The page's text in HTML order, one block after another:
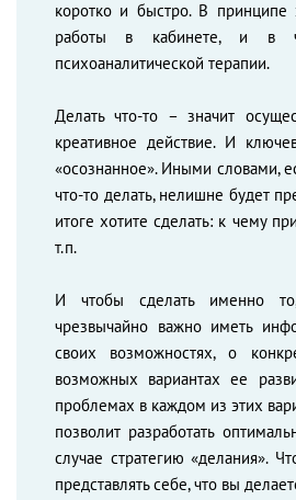
коротко и быстро. В
работы в кабинете, и в
психоаналитической терапии.
Делать что-то – значит
креативное действие. И
«осознанное». Иными словами,
что-то делать, нелишне будет
итоге хотите сделать: к чему
т.п.
И чтобы сделать именно
чрезвычайно важно иметь
своих возможностях, о
возможных вариантах ее
проблемах в каждом из этих
позволит разработать
случае стратегию «делания».
представлять себе, что вы